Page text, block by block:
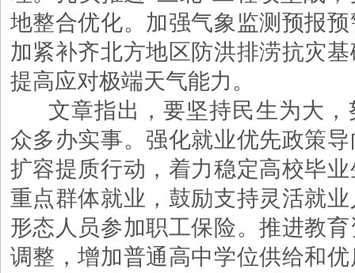
地整合优化。加强气象监测预报
加紧补齐北方地区防洪排涝抗灾
提高应对极端天气能力。
文章指出，要坚持民生为大，
众多办实事。强化就业优先政策
扩容提质行动，着力稳定高校毕
重点群体就业，鼓励支持灵活就
形态人员参加职工保险。推进教
调整，增加普通高中学位供给和